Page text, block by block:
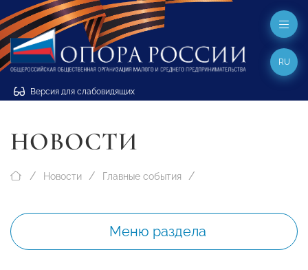
Версия для слабовидящих
RU
НОВОСТИ
Новости Главные события
Меню раздела